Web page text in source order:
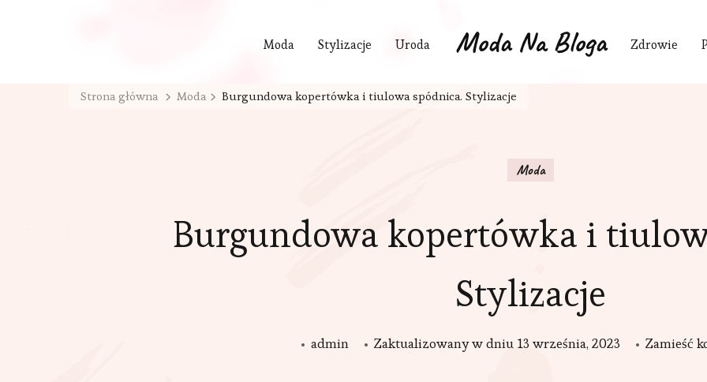
Moda Stylizacje Uroda Zdrowie
Moda Na Bloga
Strona główna Moda Burgundowa kopertówka i tiulowa spódnica. Stylizacje
Moda
Burgundowa kopertówka i
Stylizacje
admin Zaktualizowany w dniu 13 września, 2023 Zamieść